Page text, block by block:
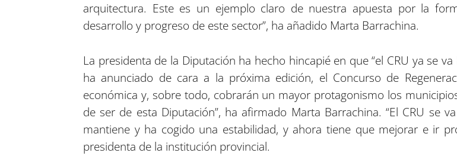
arquitectura. Este es un ejemplo claro de nuestra apuesta por la
desarrollo y progreso de este sector”, ha añadido Marta Barrachina.
La presidenta de la Diputación ha hecho hincapié en que “el CRU ya se
ha anunciado de cara a la próxima edición, el Concurso de
económica y, sobre todo, cobrarán un mayor protagonismo los
de ser de esta Diputación”, ha afirmado Marta Barrachina. “El CRU se
mantiene y ha cogido una estabilidad, y ahora tiene que mejorar e ir
presidenta de la institución provincial.